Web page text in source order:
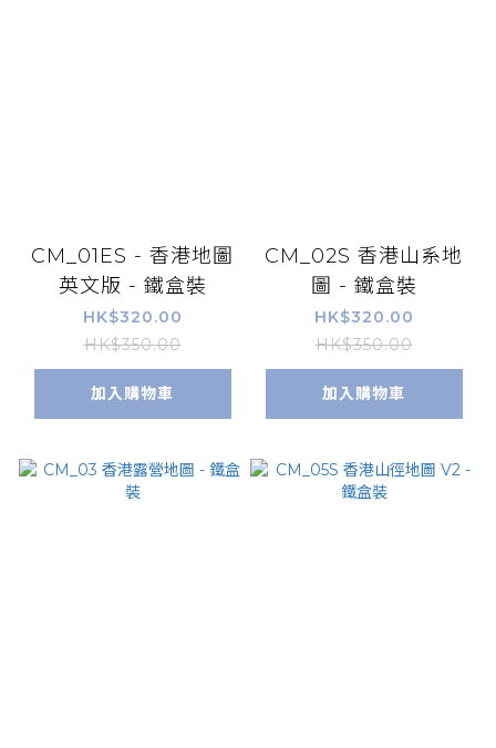
CM_01ES - 香港地圖
英文版 - 鐵盒裝
HK$320.00
HK$350.00
加入購物車
CM_02S 香港山系地
圖 - 鐵盒裝
HK$320.00
HK$350.00
加入購物車